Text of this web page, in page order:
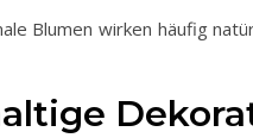
Blumen wirken häufig